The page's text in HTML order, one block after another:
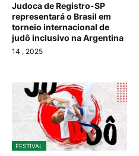
Judoca de Registro-SP
representará o Brasil em
torneio internacional de
judô inclusivo na Argentina
14 , 2025
FESTIVAL